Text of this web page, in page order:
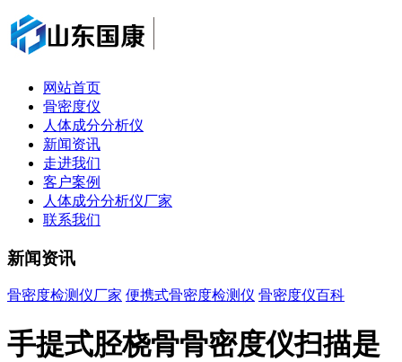
网站首页
骨密度仪
人体成分分析仪
新闻资讯
走进我们
客户案例
人体成分分析仪厂家
联系我们
新闻资讯
骨密度检测仪厂家 便携式骨密度检测仪 骨密度仪百科
手提式胫桡骨骨密度仪扫描是